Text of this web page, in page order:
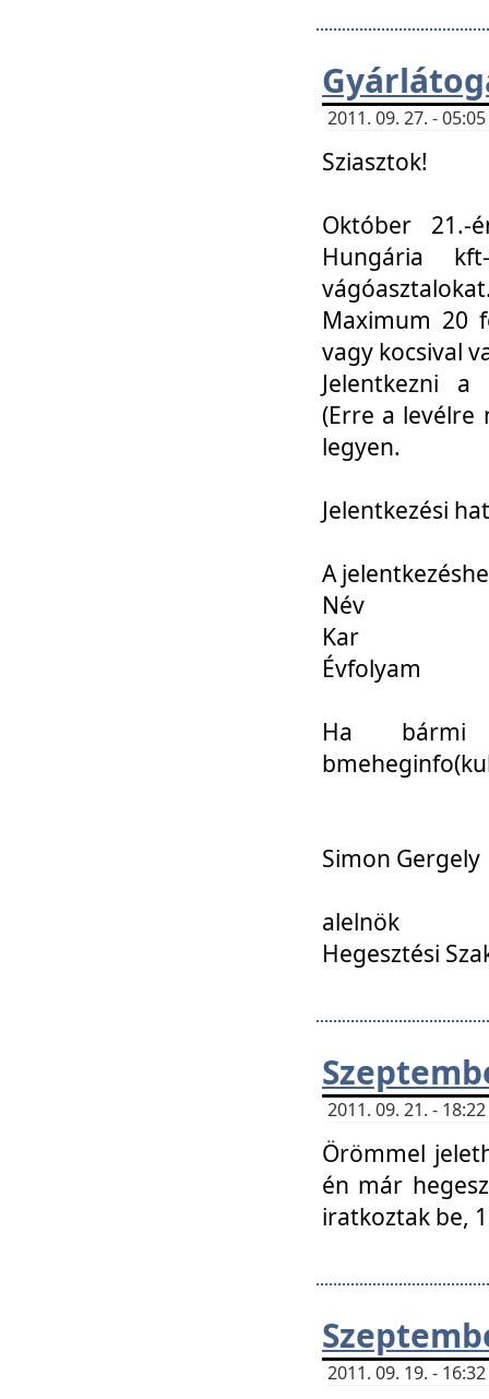
2011. 09. 27. -
Sziasztok!
Október 21.-
Hungária
Maximum 20
vagy kocsival
Jelentkezni a
(Erre a levélre
legyen.
Jelentkezési
A
Név
Kar
Évfolyam
Ha
Simon Gergely
alelnök
Hegesztési
2011. 09. 21. -
Örömmel
én már
iratkoztak be,
2011. 09. 19. -